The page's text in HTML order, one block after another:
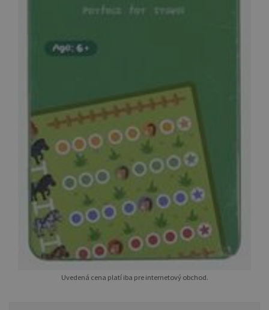
Uvedená cena platí iba pre internetový obchod.